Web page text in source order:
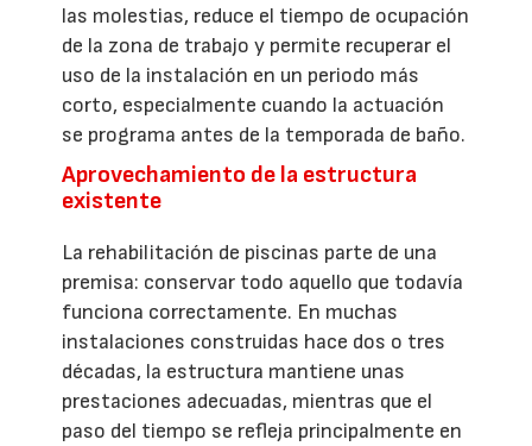
las molestias, reduce el tiempo de ocupación
de la zona de trabajo y permite recuperar el
uso de la instalación en un periodo más
corto, especialmente cuando la actuación
se programa antes de la temporada de baño.
Aprovechamiento de la estructura
existente
La rehabilitación de piscinas parte de una
premisa: conservar todo aquello que todavía
funciona correctamente. En muchas
instalaciones construidas hace dos o tres
décadas, la estructura mantiene unas
prestaciones adecuadas, mientras que el
paso del tiempo se refleja principalmente en